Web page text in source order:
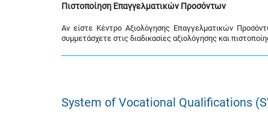
Πιστοποίηση Επαγγελματικών Προσόντων
Αν είστε Κέντρο Αξιολόγησης Επαγγελματικών
συμμετάσχετε στις διαδικασίες αξιολόγησης και
System of Vocational Qualifications